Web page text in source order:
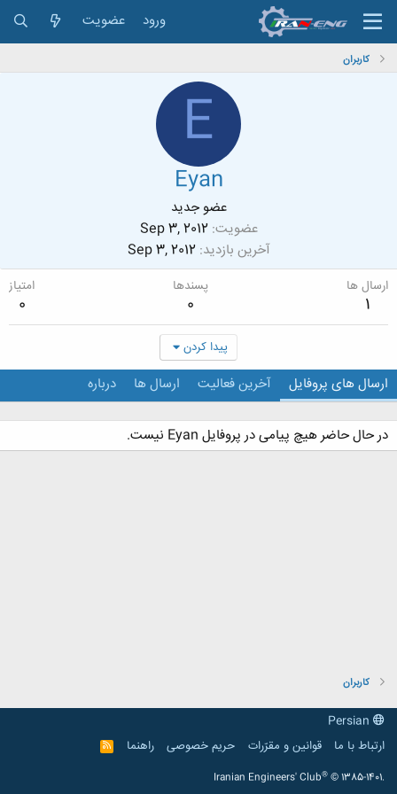
ورود عضویت
کاربران
E
Eyan
عضو جدید
عضویت Sep 3, 2012
آخرین بازدید Sep 3, 2012
ارسال ها
1
پسندها
0
امتیاز
0
پیدا کردن
ارسال های پروفایل آخرین فعالیت ارسال ها درباره
در حال حاضر هیچ پیامی در پروفایل Eyan نیست.
کاربران
ارتباط با ما
قوانین و مقرّرات حریم خصوصی راهنما
R
S
Iranian Engineers' Club® © 1385-1401.